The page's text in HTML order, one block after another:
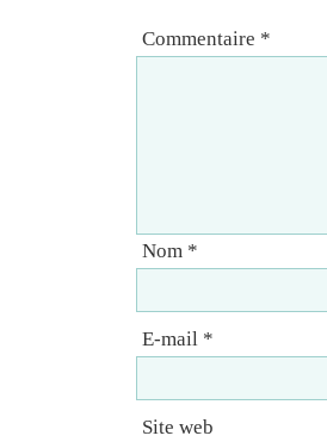
Commentaire *
Nom *
E-mail *
Site web